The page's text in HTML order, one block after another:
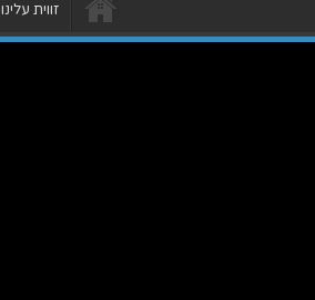
זווית עלינו